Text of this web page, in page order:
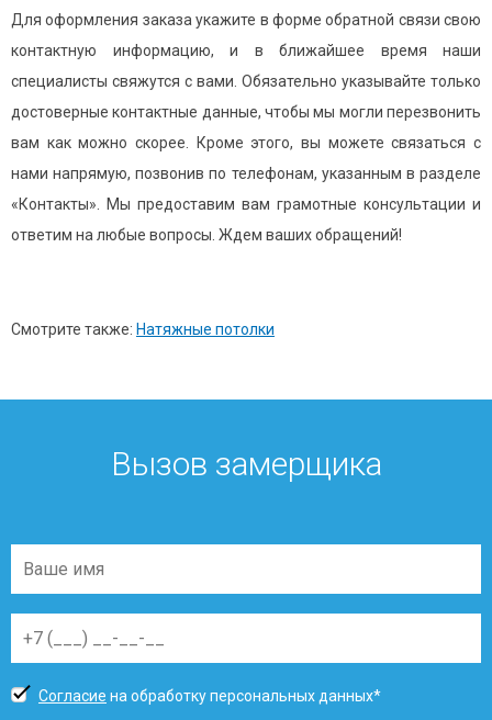
Для оформления заказа укажите в форме обратной связи свою
контактную информацию, и в ближайшее время наши
специалисты свяжутся с вами. Обязательно указывайте только
достоверные контактные данные, чтобы мы могли перезвонить
вам как можно скорее. Кроме этого, вы можете связаться с
нами напрямую, позвонив по телефонам, указанным в разделе
«Контакты». Мы предоставим вам грамотные консультации и
ответим на любые вопросы. Ждем ваших обращений!
Смотрите также: Натяжные потолки
Вызов замерщика
Согласие на обработку персональных данных*